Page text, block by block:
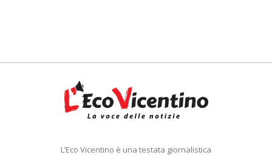
L’Eco Vicentino è una testata giornalistica